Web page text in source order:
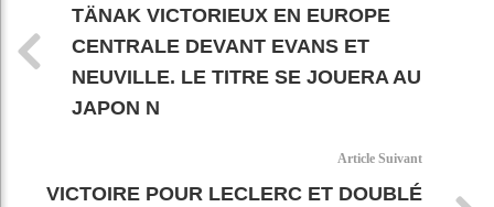
TÄNAK VICTORIEUX EN EUROPE
CENTRALE DEVANT EVANS ET
NEUVILLE. LE TITRE SE JOUERA AU
JAPON N
Article Suivant
VICTOIRE POUR LECLERC ET DOUBLÉ